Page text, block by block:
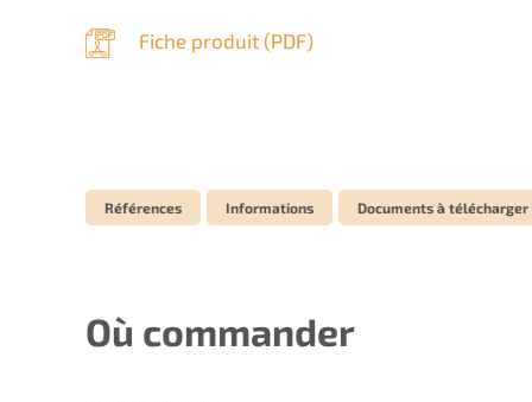
Fiche produit (PDF)
Références Informations Documents à télécharger
Où commander